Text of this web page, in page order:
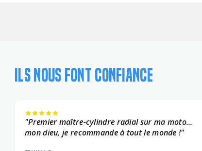
ILS NOUS FONT CONFIANCE
"Premier maître-cylindre radial sur ma moto...
mon dieu, je recommande à tout le monde !"